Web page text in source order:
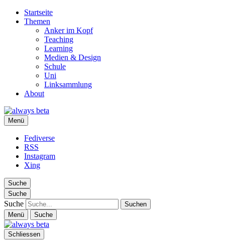
Startseite
Themen
Anker im Kopf
Teaching
Learning
Medien & Design
Schule
Uni
Linksammlung
About
always beta
Ralf Appelt
Menü
Fediverse
RSS
Instagram
Xing
Suche
Suche
Suche
Menü Suche
Schliessen